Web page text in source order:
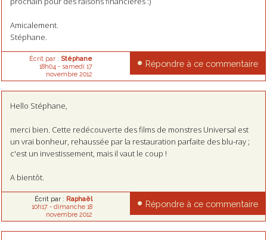
Amicalement.
Stéphane.
Écrit par : Stéphane
18h04 - samedi 17
novembre 2012
Répondre à ce commentaire
Hello Stéphane,
merci bien. Cette redécouverte des films de monstres Universal est
un vrai bonheur, rehaussée par la restauration parfaite des blu-ray ;
c'est un investissement, mais il vaut le coup !
A bientôt.
Écrit par : Raphaël
10h17- dimanche 18
novembre 2012
Répondre à ce commentaire